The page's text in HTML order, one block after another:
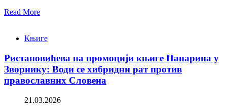
Read More
Књиге
Ристановићева на промоцији књиге Панарина у
Зворнику: Води се хибридни рат против
православних Словена
21.03.2026